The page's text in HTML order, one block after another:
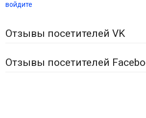
войдите
Отзывы посетителей VK
Отзывы посетителей